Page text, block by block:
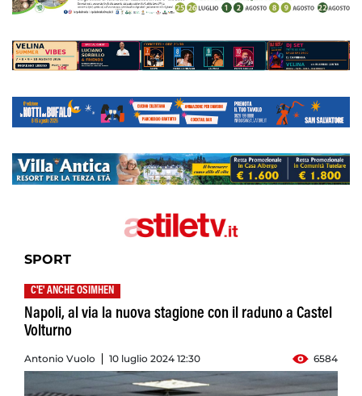
SPORT
C'E' ANCHE OSIMHEN
Napoli, al via la nuova stagione con il raduno a Castel
Volturno
Antonio Vuolo 10 luglio 2024 12:30 6584